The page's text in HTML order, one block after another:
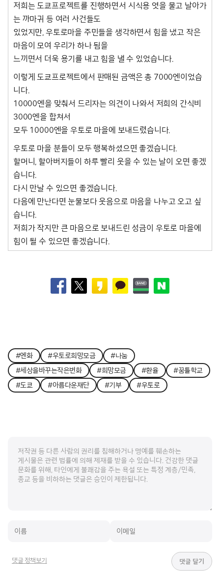
저희는 도쿄프로젝트를 진행하면서 시식용 엿을 물고 날아가
는 까마귀 등 여러 사건들도
있었지만, 우토로마을 주민들을 생각하면서 힘을 냈고 작은
마음이 모여 우리가 하나 됨을
느끼면서 더욱 용기를 내고 힘을 낼 수 있었습니다.
이렇게 도쿄프로젝트에서 판매된 금액은 총 7000엔이었습
니다.
10000엔을 맞춰서 드리자는 의견이 나와서 저희의 간식비
3000엔을 합쳐서
모두 10000엔을 우토로 마을에 보내드렸습니다.
우토로 마을 분들이 모두 행복하셨으면 좋겠습니다.
할머니, 할아버지들이 하루 빨리 웃을 수 있는 날이 오면 좋겠
습니다.
다시 만날 수 있으면 좋겠습니다.
다음에 만난다면 눈물보다 웃음으로 마음을 나누고 오고 싶
습니다.
저희가 작지만 큰 마음으로 보내드린 성금이 우토로 마을에
힘이 될 수 있으면 좋겠습니다.
#엔화 #우토로희망모금
#나눔
#세상을바꾸는작은변화
#희망모금 #환율
#꿈틀학교
#도쿄
#아름다운재단 #기부 #우토로
댓글 정책보기